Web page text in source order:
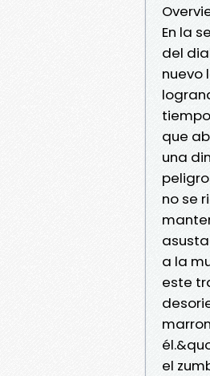
En la
del
nuevo
que
una
no se
a la
este
el